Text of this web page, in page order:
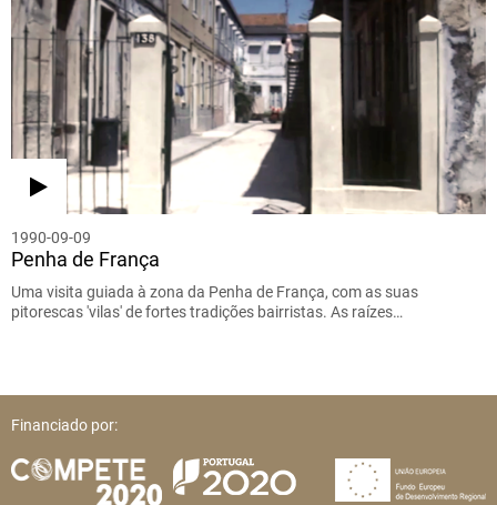
1990-09-09
Penha de França
Uma visita guiada à zona da Penha de França, com as suas
pitorescas 'vilas' de fortes tradições bairristas. As raízes…
Financiado por: